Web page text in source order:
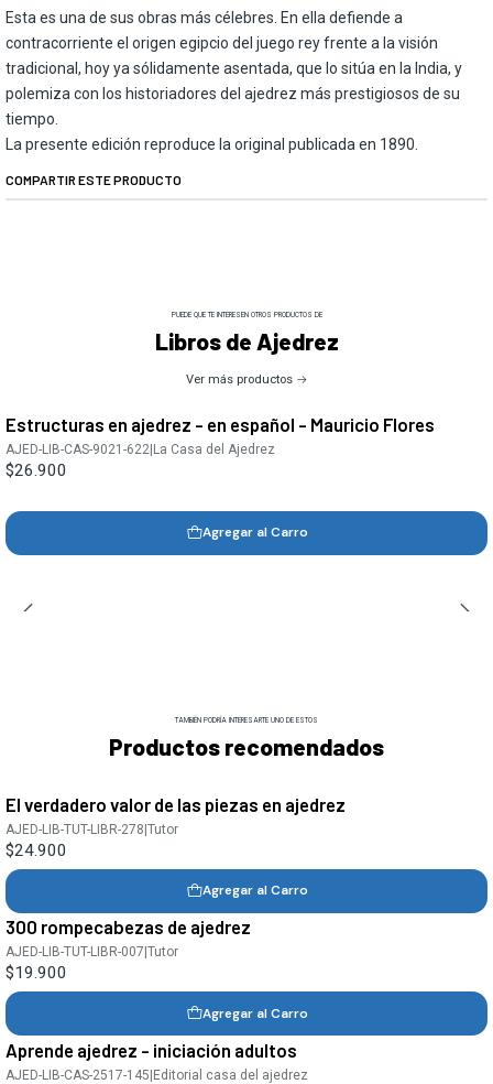
Esta es una de sus obras más célebres. En ella defiende a
contracorriente el origen egipcio del juego rey frente a la visión
tradicional, hoy ya sólidamente asentada, que lo sitúa en la India, y
polemiza con los historiadores del ajedrez más prestigiosos de su
tiempo.
La presente edición reproduce la original publicada en 1890.
COMPARTIR ESTE PRODUCTO
PUEDE QUE TE INTERESEN OTROS PRODUCTOS DE
Libros de Ajedrez
Ver más productos
Estructuras en ajedrez - en español - Mauricio Flores
AJED-LIB-CAS-9021-622 La Casa del Ajedrez
$26.900
Agregar al Carro
TAMBIÉN PODRÍA INTERESARTE UNO DE ESTOS
Productos recomendados
El verdadero valor de las piezas en ajedrez
AJED-LIB-TUT-LIBR-278 |Tutor
$24.900
Agregar al Carro
300 rompecabezas de ajedrez
AJED-LIB-TUT-LIBR-007 |Tutor
$19.900
Agregar al Carro
Aprende ajedrez - iniciación adultos
AJED-LIB-CAS-2517-145|Editorial casa del ajedrez